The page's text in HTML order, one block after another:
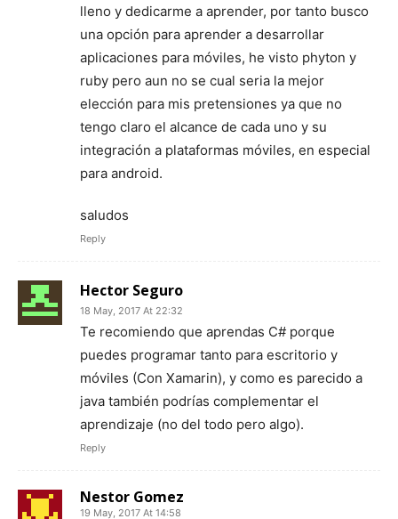
lleno y dedicarme a aprender, por tanto busco
una opción para aprender a desarrollar
aplicaciones para móviles, he visto phyton y
ruby pero aun no se cual seria la mejor
elección para mis pretensiones ya que no
tengo claro el alcance de cada uno y su
integración a plataformas móviles, en especial
para android.
saludos
Reply
Hector Seguro
18 May, 2017 At 22:32
Te recomiendo que aprendas C# porque
puedes programar tanto para escritorio y
móviles (Con Xamarin), y como es parecido a
java también podrías complementar el
aprendizaje (no del todo pero algo).
Reply
Nestor Gomez
19 May, 2017 At 14:58